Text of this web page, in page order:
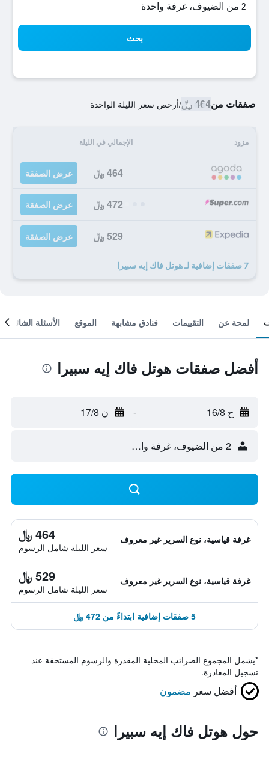
2 من الضيوف، غرفة واحدة
بحث
صفقات من464 ﷼ /أرخص سعر الليلة الواحدة
مزود الإجمالي في الليلة
464 ﷼ عرض الصفقة
472 ﷼ عرض الصفقة
529 ﷼ عرض الصفقة
7 صفقات إضافية لـ هوتل فاك إيه سبيرا
لمحة عن التقييمات فنادق مشابهة الموقع الأسئلة الشائعة
أفضل صفقات هوتل فاك إيه سبيرا
ح 16/8 - ن 17/8
2 من الضيوف، غرفة واحدة
غرفة قياسية، نوع السرير غير معروف 464 ﷼
سعر الليلة شامل الرسوم
غرفة قياسية، نوع السرير غير معروف 529 ﷼
سعر الليلة شامل الرسوم
5 صفقات إضافية ابتداءً من 472 ﷼
*يشمل المجموع الضرائب المحلية المقدرة والرسوم المستحقة عند
تسجيل المغادرة.
أفضل سعر مضمون
حول هوتل فاك إيه سبيرا